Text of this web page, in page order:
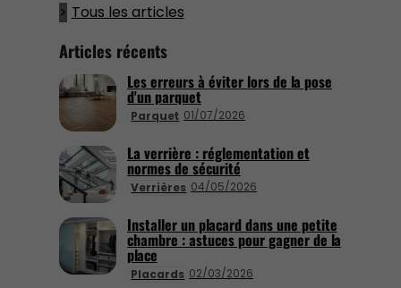
Tous les articles
Articles récents
Parquet 01/07/2026
Les erreurs à éviter lors de la pose
d'un parquet
Verrières 04/05/2026
La verrière : réglementation et
normes de sécurité
Placards 02/03/2026
Installer un placard dans une petite
chambre : astuces pour gagner de la
place